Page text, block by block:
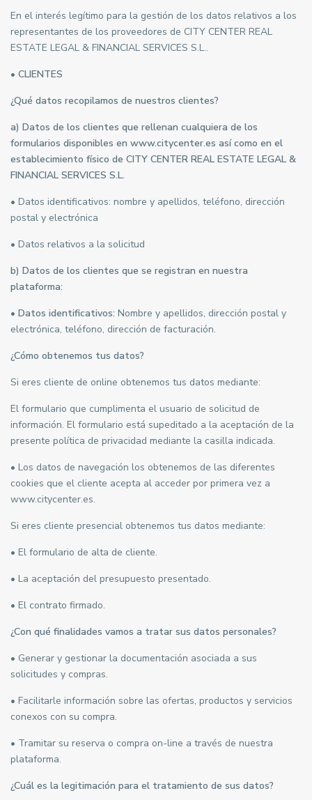
En el interés legítimo para la gestión de los datos relativos a los
representantes de los proveedores de CITY CENTER REAL
ESTATE LEGAL & FINANCIAL SERVICES S.L..
• CLIENTES
¿Qué datos recopilamos de nuestros clientes?
a) Datos de los clientes que rellenan cualquiera de los
formularios disponibles en www.citycenter.es así como en el
establecimiento físico de CITY CENTER REAL ESTATE LEGAL &
FINANCIAL SERVICES S.L.
• Datos identificativos: nombre y apellidos, teléfono, dirección
postal y electrónica
• Datos relativos a la solicitud
b) Datos de los clientes que se registran en nuestra
plataforma:
• Datos identificativos: Nombre y apellidos, dirección postal y
electrónica, teléfono, dirección de facturación.
¿Cómo obtenemos tus datos?
Si eres cliente de online obtenemos tus datos mediante:
El formulario que cumplimenta el usuario de solicitud de
información. El formulario está supeditado a la aceptación de la
presente política de privacidad mediante la casilla indicada.
• Los datos de navegación los obtenemos de las diferentes
cookies que el cliente acepta al acceder por primera vez a
www.citycenter.es.
Si eres cliente presencial obtenemos tus datos mediante:
• El formulario de alta de cliente.
• La aceptación del presupuesto presentado.
• El contrato firmado.
¿Con qué finalidades vamos a tratar sus datos personales?
• Generar y gestionar la documentación asociada a sus
solicitudes y compras.
• Facilitarle información sobre las ofertas, productos y servicios
conexos con su compra.
• Tramitar su reserva o compra on-line a través de nuestra
plataforma.
¿Cuál es la legitimación para el tratamiento de sus datos?